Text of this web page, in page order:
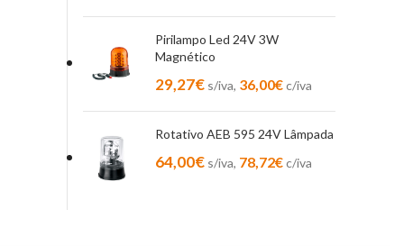
Pirilampo Led 24V 3W
Magnético
29,27€ s/iva, 36,00€c/iva
Rotativo AEB 595 24V Lâmpada
64,00€ s/iva, 78,72€c/iva